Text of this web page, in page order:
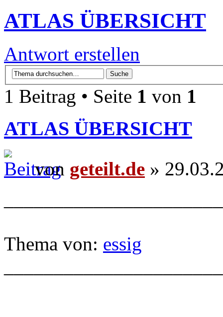
ATLAS ÜBERSICHT
Antwort erstellen
1 Beitrag • Seite 1 von 1
ATLAS ÜBERSICHT
von geteilt.de »
Thema von: essig